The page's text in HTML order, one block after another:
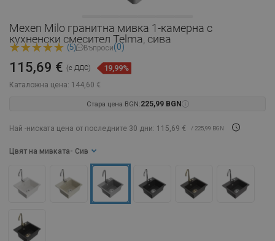
Mexen Milo гранитна мивка 1-камерна с
кухненски смесител Telma, сива
(5) Въпроси(0)
Каталожна цена: 144,60 €
115,69 € (с ДДС) 19,99%
Стара цена BGN:225,99 BGN
Най -ниската цена от последните 30 дни: 115,69 € / 225,99 BGN
Цвят на мивката - Сив